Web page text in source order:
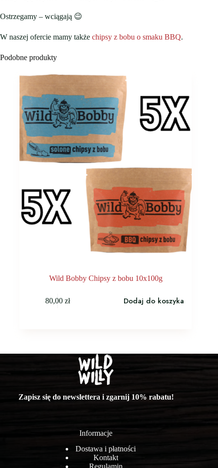
Ostrzegamy – wciągają 😉
W naszej ofercie mamy także chipsy z bobu o smaku BBQ.
Podobne produkty
Wild Bobby Chipsy z bobu 10x100g
80,00zł Dodaj do koszyka
Zapisz się do newslettera i zgarnij 10% rabatu!
Informacje
Dostawa i płatności
Kontakt